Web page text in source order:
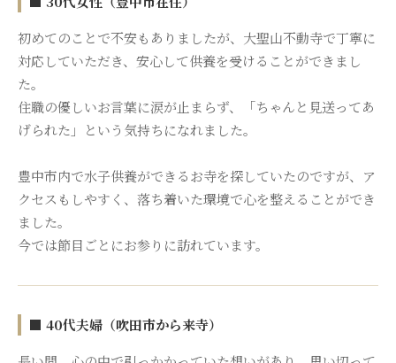
初めてのことで不安もありましたが、大聖山不動寺で丁寧に
対応していただき、安心して供養を受けることができまし
た。
住職の優しいお言葉に涙が止まらず、「ちゃんと見送ってあ
げられた」という気持ちになれました。
豊中市内で水子供養ができるお寺を探していたのですが、ア
クセスもしやすく、落ち着いた環境で心を整えることができ
ました。
今では節目ごとにお参りに訪れています。
■ 40代夫婦（吹田市から来寺）